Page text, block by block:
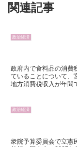
関連記事
政治経済
政府内で食料品の消費
ていることについて、
地方消費税収入が年間
政治経済
衆院予算委員会で立憲